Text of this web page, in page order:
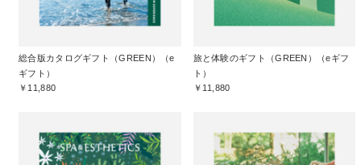
総合版カタログギフト（GREEN）（e
ギフト）
￥11,880
旅と体験のギフト（GREEN）（eギフ
ト）
￥11,880